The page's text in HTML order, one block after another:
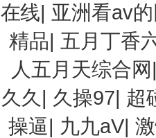
在线| 亚洲看av
精品| 五月丁香
人五月天综合网
久久 | 久操97| 超
操逼| 九九aV|